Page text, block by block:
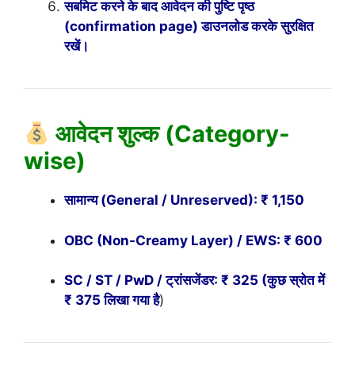
सबमिट करने के बाद आवेदन की पुष्टि पृष्ठ
(confirmation page) डाउनलोड करके सुरक्षित
रखें।
आवेदन शुल्क (Category-
wise)
सामान्य (General / Unreserved): ₹ 1,150
OBC (Non-Creamy Layer) / EWS: ₹ 600
SC / ST / PwD / ट्रांसजेंडर: ₹ 325 (कुछ स्रोत में
₹ 375 लिखा गया है)